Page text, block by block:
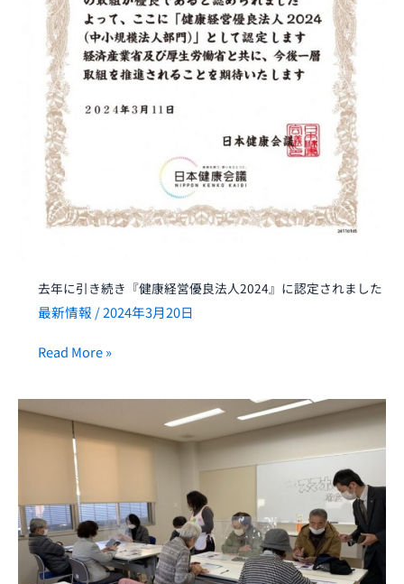
去年に引き続き『健康経営優良法人2024』に認定されました
最新情報 /2024年3月20日
良
法
人
2024』
に
認
定
さ
れ
ま
し
Read More »
2023
年
タ
ル
活